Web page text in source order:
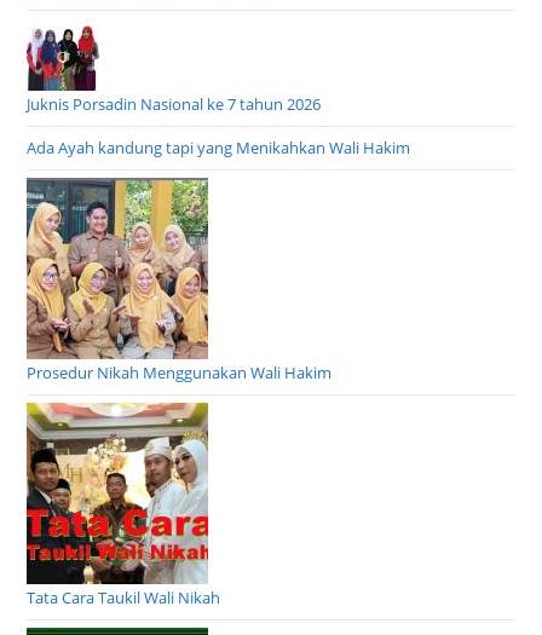
Juknis Porsadin Nasional ke 7 tahun 2026
Ada Ayah kandung tapi yang Menikahkan Wali Hakim
Prosedur Nikah Menggunakan Wali Hakim
Tata Cara Taukil Wali Nikah